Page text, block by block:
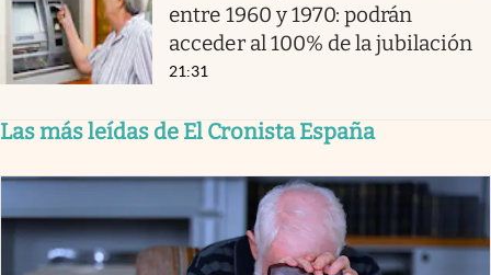
entre 1960 y 1970: podrán
acceder al 100% de la jubilación
21:31
Las más leídas de El Cronista España